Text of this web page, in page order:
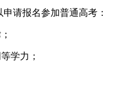
请报名参加普通高考：
学力；